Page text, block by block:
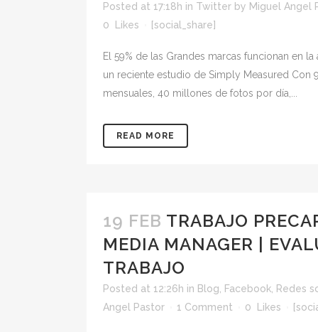
Posted at 17:18h in Twitter by Miguel Angel
0
Likes [social_share]
El 59% de las Grandes marcas funcionan en
un reciente estudio de Simply Measured Con
mensuales, 40 millones de fotos por día,...
READ MORE
19 FEB TRABAJO
MEDIA MANAGER |
TRABAJO
Posted at 12:26h in Blog Facebook Redes
Angel Pastor
1 Comment 0 Likes